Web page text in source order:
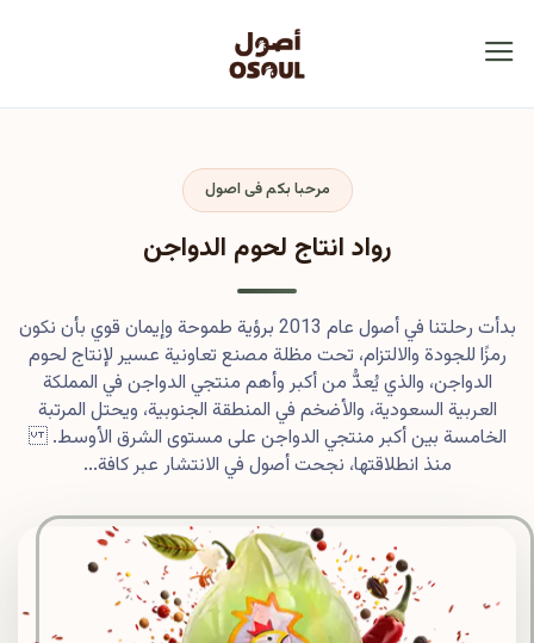
مرحبا بكم فى اصول
رواد انتاج لحوم الدواجن
بدأت رحلتنا في أصول عام 2013 برؤية طموحة وإيمان قوي بأن نكون
رمزًا للجودة والالتزام، تحت مظلة مصنع تعاونية عسير لإنتاج لحوم
الدواجن، والذي يُعدُّ من أكبر وأهم منتجي الدواجن في المملكة
العربية السعودية، والأضخم في المنطقة الجنوبية، ويحتل المرتبة
الخامسة بين أكبر منتجي الدواجن على مستوى الشرق الأوسط.
منذ انطلاقتها، نجحت أصول في الانتشار عبر كافة...